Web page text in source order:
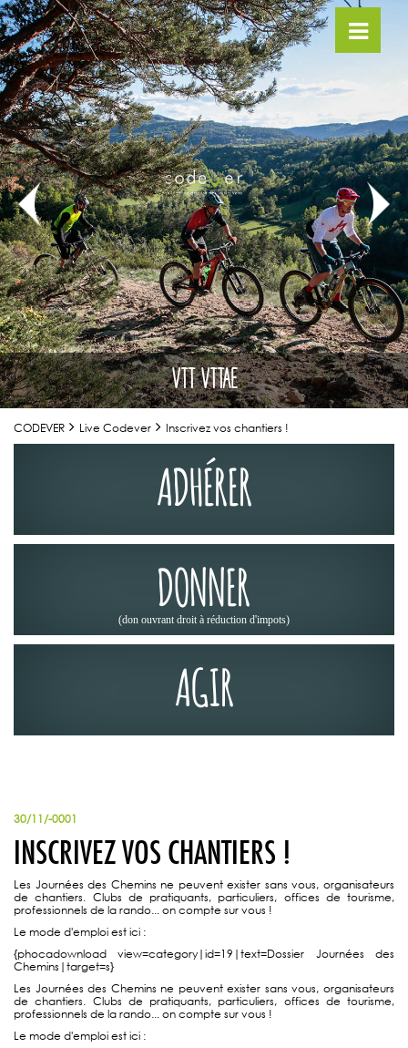
VTT VTTAE
CODEVER Live Codever Inscrivez vos chantiers !
ADHÉRER
DONNER
(don ouvrant droit à réduction d'impots)
AGIR
30/11/-0001
INSCRIVEZ VOS CHANTIERS !
Les Journées des Chemins ne peuvent exister sans vous, organisateurs
de chantiers. Clubs de pratiquants, particuliers, offices de tourisme,
professionnels de la rando... on compte sur vous !
Le mode d'emploi est ici :
{phocadownload view=category|id=19|text=Dossier Journées des
Chemins|target=s}
Les Journées des Chemins ne peuvent exister sans vous, organisateurs
de chantiers. Clubs de pratiquants, particuliers, offices de tourisme,
professionnels de la rando... on compte sur vous !
Le mode d'emploi est ici :